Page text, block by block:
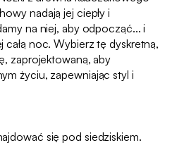
nadają jej ciepły i
na niej, aby odpocząć... i
noc. Wybierz tę dyskretną,
zaprojektowaną, aby
życiu, zapewniając styl i
się pod siedziskiem.